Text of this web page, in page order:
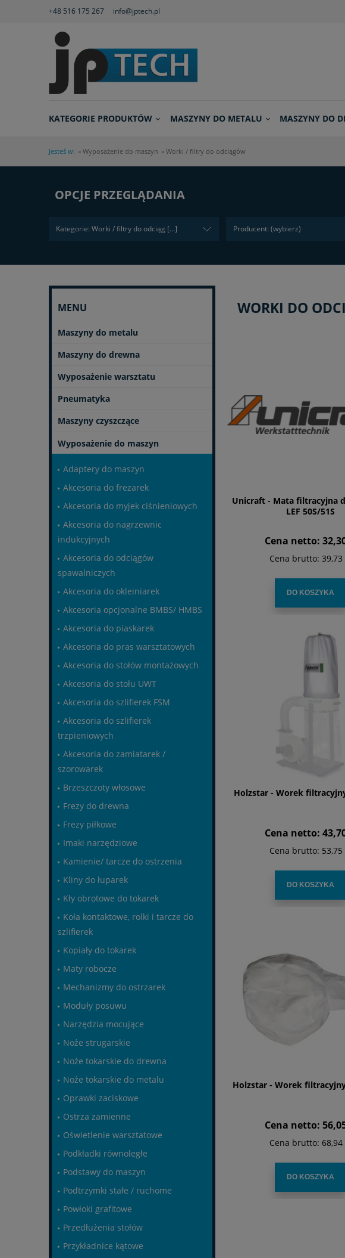
+48 516 175 267 info@jptech.pl
KATEGORIE PRODUKTÓW MASZYNY DO METALU MASZYNY DO
Jesteś w: » Wyposażenie do maszyn » Worki / filtry do odciągów
OPCJE PRZEGLĄDANIA
Kategorie: Worki / filtry do odciąg [...] Producent: (wybierz)
MENU
Maszyny do metalu
Maszyny do drewna
Wyposażenie warsztatu
Pneumatyka
Maszyny czyszczące
Wyposażenie do maszyn
Adaptery do maszyn
Akcesoria do frezarek
Akcesoria do myjek ciśnieniowych
Akcesoria do nagrzewnic
indukcyjnych
Akcesoria do odciągów
spawalniczych
Akcesoria do okleiniarek
Akcesoria opcjonalne BMBS/ HMBS
Akcesoria do piaskarek
Akcesoria do pras warsztatowych
Akcesoria do stołów montażowych
Akcesoria do stołu UWT
Akcesoria do szlifierek FSM
Akcesoria do szlifierek
trzpieniowych
Akcesoria do zamiatarek /
szorowarek
Brzeszczoty włosowe
Frezy do drewna
Frezy piłkowe
Imaki narzędziowe
Kamienie/ tarcze do ostrzenia
Kliny do łuparek
Kły obrotowe do tokarek
Koła kontaktowe, rolki i tarcze do
szlifierek
Kopiały do tokarek
Maty robocze
Mechanizmy do ostrzarek
Moduły posuwu
Narzędzia mocujące
Noże strugarskie
Noże tokarskie do drewna
Noże tokarskie do metalu
Oprawki zaciskowe
Ostrza zamienne
Oświetlenie warsztatowe
Podkładki równoległe
Podstawy do maszyn
Podtrzymki stałe / ruchome
Powłoki grafitowe
Przedłużenia stołów
Przykładnice kątowe
WORKI DO
Unicraft - Mata filtracyjna
LEF 50S/51S
Cena netto:
Cena brutto: 39,73
DO KOSZYKA
Holzstar - Worek
Cena netto:
Cena brutto: 53,75
DO KOSZYKA
Holzstar - Worek
Cena netto:
Cena brutto: 68,94
DO KOSZYKA